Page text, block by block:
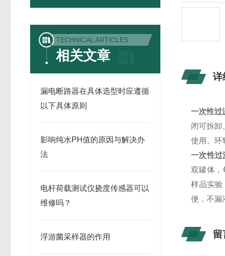
TECHNICAL ARTICLES
相关文章
漏电断路器在具体选型时应遵循
以下具体原则
影响纯水PH值的原因与解决办
法
电杆荷载测试仪挠度传感器可以
维修吗？
浮游菌采样器的作用
详
一次性过
闭可拆卸
使用、环
一次性过
双罐体，
样品实验
便，不漏
留